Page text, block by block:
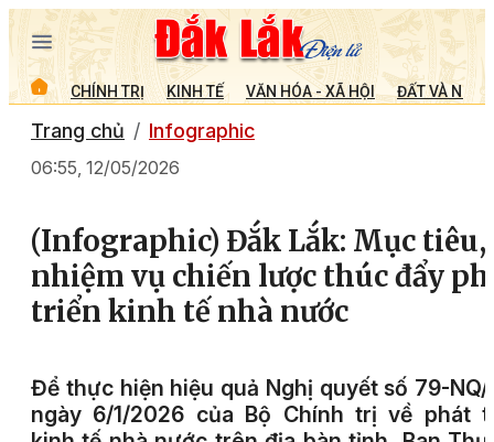
CHÍNH TRỊ KINH TẾ VĂN HÓA - XÃ HỘI ĐẤT VÀ
Trang chủ Infographic
06:55, 12/05/2026
(Infographic) Đắk Lắk: Mục tiêu,
nhiệm vụ chiến lược thúc đẩy
triển kinh tế nhà nước
Để thực hiện hiệu quả Nghị quyết số 79-NQ/
ngày 6/1/2026 của Bộ Chính trị về phát